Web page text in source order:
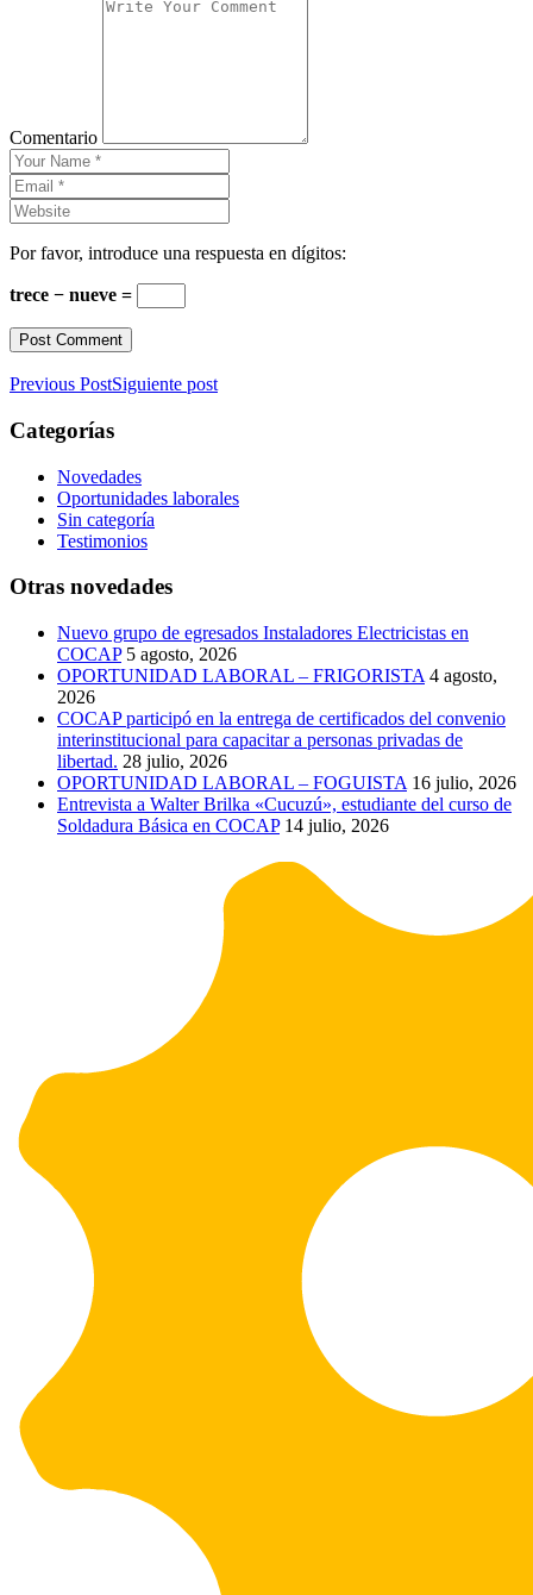
Comentario
Por favor, introduce una respuesta en dígitos:
trece − nueve =
Previous PostSiguiente post
Categorías
Novedades
Oportunidades laborales
Sin categoría
Testimonios
Otras novedades
Nuevo grupo de egresados Instaladores Electricistas en
COCAP 5 agosto, 2026
OPORTUNIDAD LABORAL – FRIGORISTA 4 agosto,
2026
COCAP participó en la entrega de certificados del convenio
interinstitucional para capacitar a personas privadas de
libertad. 28 julio, 2026
OPORTUNIDAD LABORAL – FOGUISTA 16 julio, 2026
Entrevista a Walter Brilka «Cucuzú», estudiante del curso de
Soldadura Básica en COCAP 14 julio, 2026